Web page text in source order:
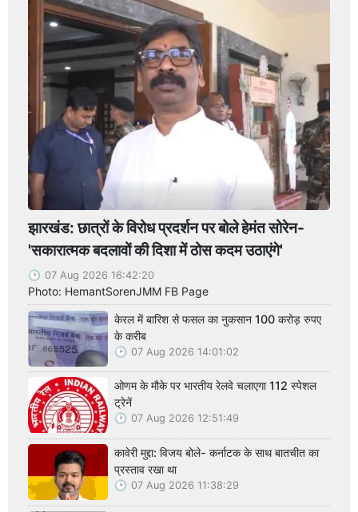
झारखंड: छात्रों के विरोध प्रदर्शन पर बोले हेमंत सोरेन-
'सकारात्मक बदलावों की दिशा में ठोस कदम उठाएंगे'
07 Aug 2026 16:42:20
Photo: HemantSorenJMM FB Page
केरल में बारिश से फसल का नुकसान 100 करोड़ रुपए
के करीब
07 Aug 2026 14:01:02
ओणम के मौके पर भारतीय रेलवे चलाएगा 112 स्पेशल
ट्रेनें
07 Aug 2026 12:51:49
कावेरी मुद्दा: विजय बोले- कर्नाटक के साथ बातचीत का
प्रस्ताव रखा था
07 Aug 2026 11:38:29